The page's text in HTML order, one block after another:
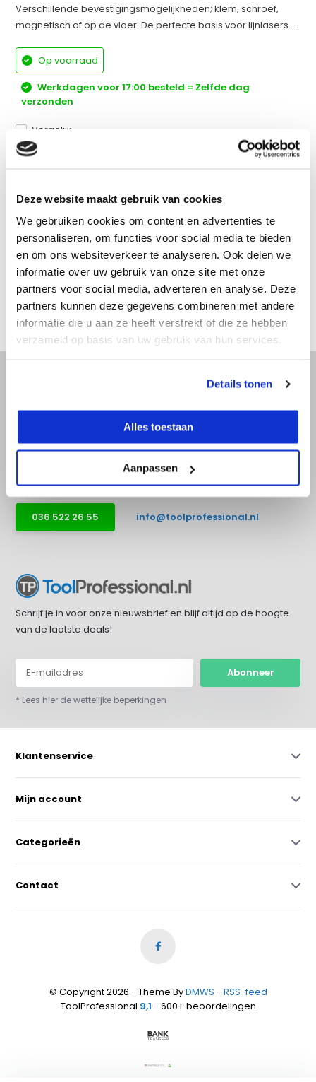
Deze website maakt gebruik van cookies
We gebruiken cookies om content en advertenties te
personaliseren, om functies voor social media te bieden
en om ons websiteverkeer te analyseren. Ook delen we
informatie over uw gebruik van onze site met onze
partners voor social media, adverteren en analyse. Deze
partners kunnen deze gegevens combineren met andere
informatie die u aan ze heeft verstrekt of die ze hebben
verzameld op basis van uw gebruik van hun services.
Details tonen
Alles toestaan
Aanpassen
Verschillende bevestigingsmogelijkheden; klem, schroef,
magnetisch of op de vloer. De perfecte basis voor lijnlasers....
Op voorraad
Werkdagen voor 17:00 besteld = Zelfde dag
verzonden
Vergelijk
Productomschrijving
Specificaties
Reviews
Delen
Bel direct met een specialist! Wij zijn
bereikbaar op werkdagen van 9:00 tot
17:30.
036 522 26 55 info@toolprofessional.nl
Schrijf je in voor onze nieuwsbrief en blijf altijd op de hoogte
van de laatste deals!
Abonneer
* Lees hier de wettelijke beperkingen
Klantenservice
Mijn account
Categorieën
Contact
© Copyright 2026 - Theme ByDMWS - RSS-feed
ToolProfessional 9,1 - 600+ beoordelingen